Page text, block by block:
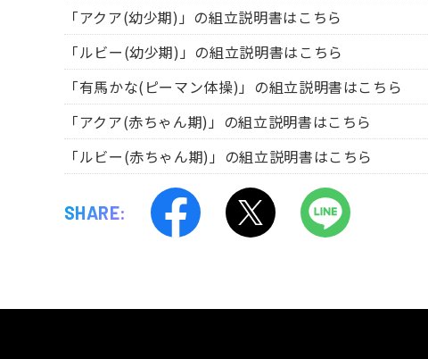
「アクア(幼少期)」の組立説明書はこちら
「ルビー(幼少期)」の組立説明書はこちら
「有馬かな(ピーマン体操)」の組立説明書はこちら
「アクア(赤ちゃん期)」の組立説明書はこちら
「ルビー(赤ちゃん期)」の組立説明書はこちら
SHARE: